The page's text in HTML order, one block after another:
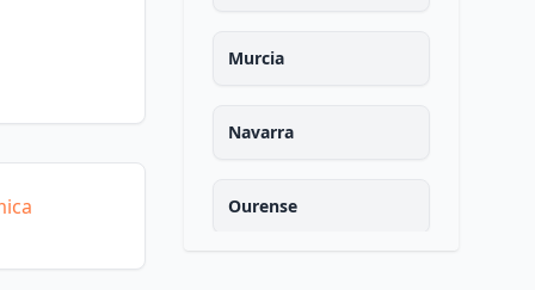
Murcia
Navarra
Ourense